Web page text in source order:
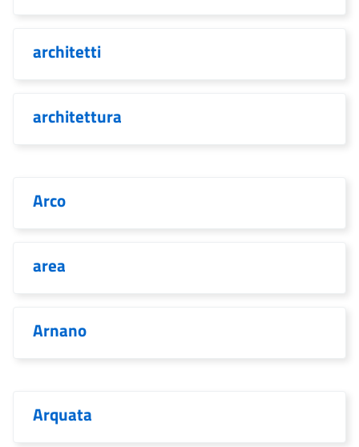
architetti
architettura
Arco
area
Arnano
Arquata